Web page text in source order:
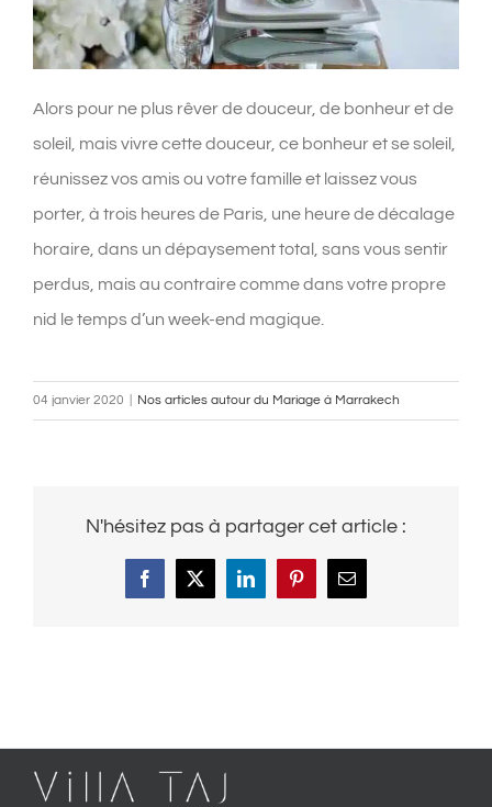
Alors pour ne plus rêver de douceur, de bonheur et de
soleil, mais vivre cette douceur, ce bonheur et se soleil,
réunissez vos amis ou votre famille et laissez vous
porter, à trois heures de Paris, une heure de décalage
horaire, dans un dépaysement total, sans vous sentir
perdus, mais au contraire comme dans votre propre
nid le temps d’un week-end magique.
04 janvier 2020 Nos articles autour du Mariage à Marrakech
N'hésitez pas à partager cet article :
Facebook
X LinkedInPinterestEmail